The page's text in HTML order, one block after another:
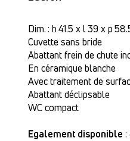
Dim. : h 41.5 x l 39 x p
Cuvette sans bride
Abattant frein de chute
En céramique blanche
Avec traitement de
Abattant déclipsable
WC compact
Egalement disponible :